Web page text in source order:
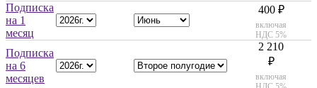
Подписка
на 1
месяц
400 ₽
включая
НДС 5%
Подписка
на 6
месяцев
2 210
₽
включая